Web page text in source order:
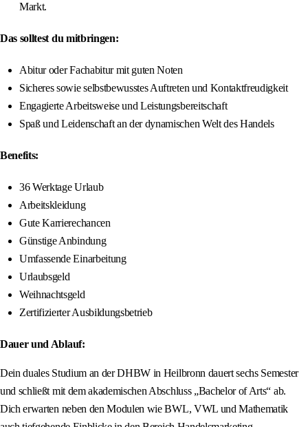
Markt.
Das solltest du mitbringen:
Abitur oder Fachabitur mit guten Noten
Sicheres sowie selbstbewusstes Auftreten und Kontaktfreudigkeit
Engagierte Arbeitsweise und Leistungsbereitschaft
Spaß und Leidenschaft an der dynamischen Welt des Handels
Benefits:
36 Werktage Urlaub
Arbeitskleidung
Gute Karrierechancen
Günstige Anbindung
Umfassende Einarbeitung
Urlaubsgeld
Weihnachtsgeld
Zertifizierter Ausbildungsbetrieb
Dauer und Ablauf:
Dein duales Studium an der DHBW in Heilbronn dauert sechs Semester
und schließt mit dem akademischen Abschluss „Bachelor of Arts“ ab.
Dich erwarten neben den Modulen wie BWL, VWL und Mathematik